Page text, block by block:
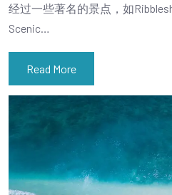
经过一些著名的景点，如
Scenic…
Read More